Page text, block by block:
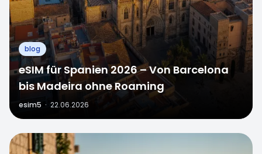
blog
eSIM für Spanien 2026 – Von Barcelona
bis Madeira ohne Roaming
esim5 · 22.06.2026